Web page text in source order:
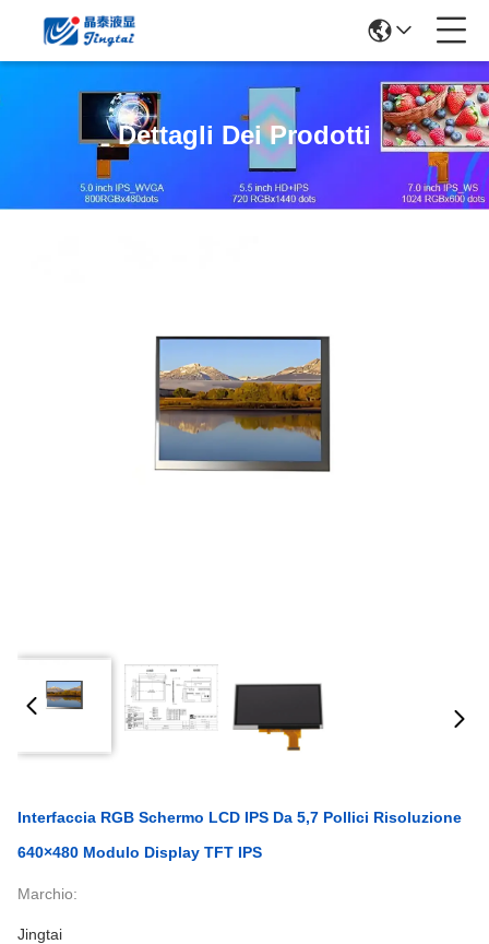
Dettagli Dei Prodotti
Interfaccia RGB Schermo LCD IPS Da 5,7 Pollici Risoluzione
640×480 Modulo Display TFT IPS
Marchio:
Jingtai